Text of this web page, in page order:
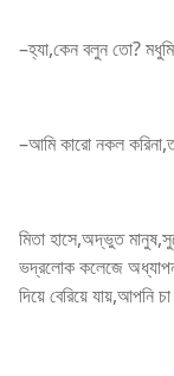
–হ্যা,কেন বলুন তো?
–আমি কারো নকল
মিতা হাসে,অদ্ভুত
ভদ্রলোক কলেজে
দিয়ে বেরিয়ে যায়,আপনি